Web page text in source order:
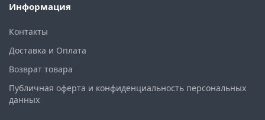
Информация
Контакты
Доставка и Оплата
Возврат товара
Публичная оферта и конфиденциальность персональных
данных